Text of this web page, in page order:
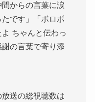
からの言葉に涙
です」「ボロボ
ちゃんと伝わっ
の言葉で寄り添
送の総視聴数は